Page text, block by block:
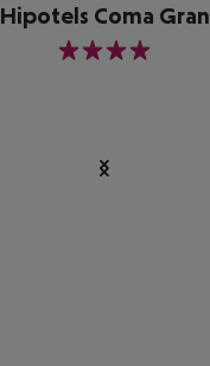
Hipotels Coma Gran
4